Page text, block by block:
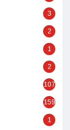
3
2
1
2
107
159
1